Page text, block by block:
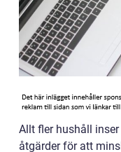
Allt fler hushåll
åtgärder för att